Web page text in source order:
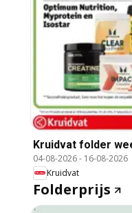
Kruidvat folder
04-08-2026- 16-08-2026
Kruidvat
Folderprijs